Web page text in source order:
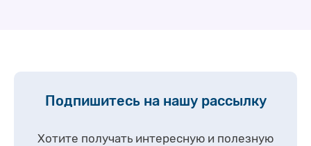
Подпишитесь на нашу рассылку
Хотите получать интересную и полезную